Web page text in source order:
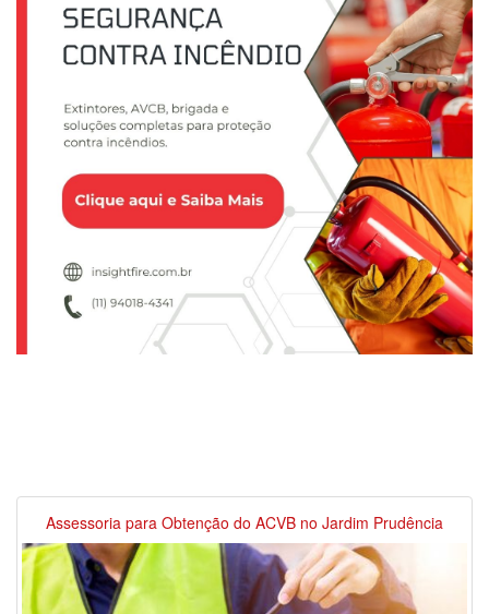
Assessoria para Obtenção do ACVB no Jardim Prudência